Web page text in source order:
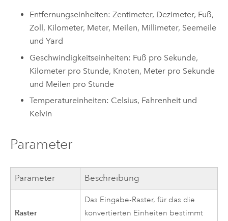
Entfernungseinheiten: Zentimeter, Dezimeter, Fuß,
Zoll, Kilometer, Meter, Meilen, Millimeter, Seemeile
und Yard
Geschwindigkeitseinheiten: Fuß pro Sekunde,
Kilometer pro Stunde, Knoten, Meter pro Sekunde
und Meilen pro Stunde
Temperatureinheiten: Celsius, Fahrenheit und
Kelvin
Parameter
Parameter Beschreibung
Raster
Das Eingabe-Raster, für das die
konvertierten Einheiten bestimmt